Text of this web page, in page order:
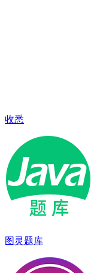
收悉
图灵题库